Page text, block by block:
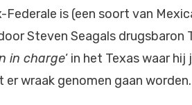
is (een soort van
Steven Seagals drugsbaron
in charge‘ in het Texas waar
wraak genomen gaan worden.